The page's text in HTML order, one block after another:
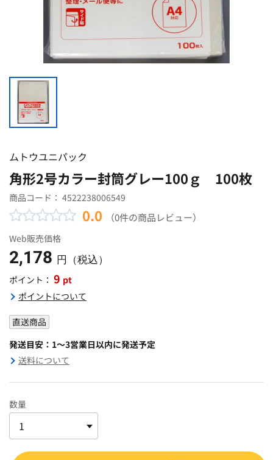
ムトウユニパック
角形2号カラー封筒グレー100ｇ 100枚
商品コード： 4522238006549
0.0 （0件の商品レビュー）
Web販売価格
2,178 円（税込）
ポイント： 9 pt
ポイントについて
直送商品
発送目安：1～3営業日以内に発送予定
送料について
数量